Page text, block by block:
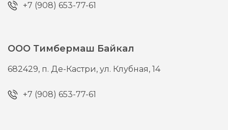
+7 (908) 653-77-61
ООО Тимбермаш Байкал
682429, п. Де-Кастри,ул. Клубная, 14
+7 (908) 653-77-61